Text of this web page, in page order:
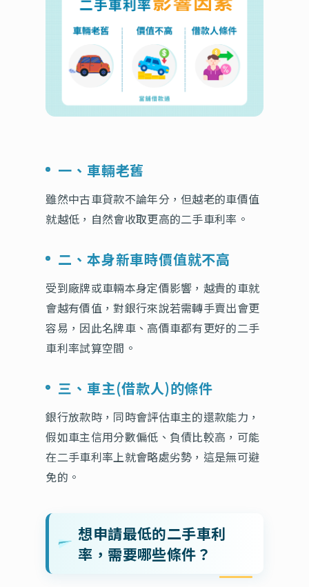
一、車輛老舊
雖然中古車貸款不論年分，但越老的車價值
就越低，自然會收取更高的二手車利率。
二、本身新車時價值就不高
受到廠牌或車輛本身定價影響，越貴的車就
會越有價值，對銀行來說若需轉手賣出會更
容易，因此名牌車、高價車都有更好的二手
車利率試算空間。
三、車主(借款人)的條件
銀行放款時，同時會評估車主的還款能力，
假如車主信用分數偏低、負債比較高，可能
在二手車利率上就會略處劣勢，這是無可避
免的。
想申請最低的二手車利
率，需要哪些條件？